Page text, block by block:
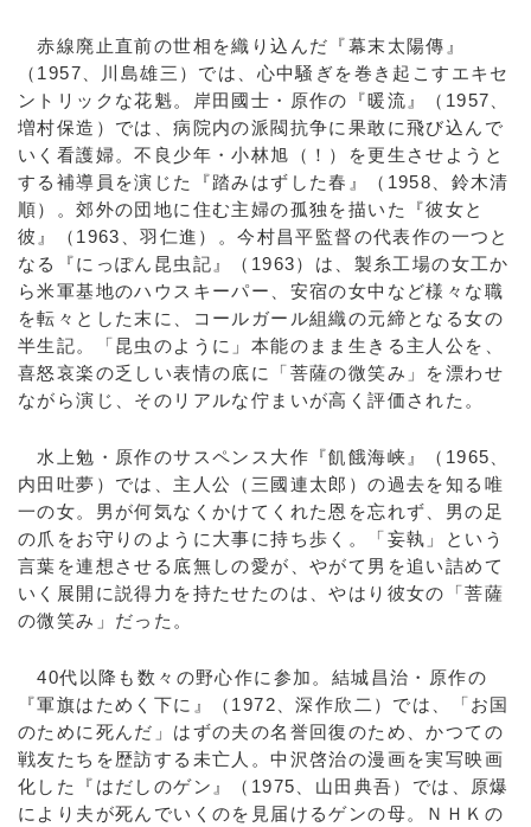
赤線廃止直前の世相を織り込んだ『幕末太陽傳』
（1957、川島雄三）では、心中騒ぎを巻き起こすエキセ
ントリックな花魁。岸田國士・原作の『暖流』（1957、
増村保造）では、病院内の派閥抗争に果敢に飛び込んで
いく看護婦。不良少年・小林旭（！）を更生させようと
する補導員を演じた『踏みはずした春』（1958、鈴木清
順）。郊外の団地に住む主婦の孤独を描いた『彼女と
彼』（1963、羽仁進）。今村昌平監督の代表作の一つと
なる『にっぽん昆虫記』（1963）は、製糸工場の女工か
ら米軍基地のハウスキーパー、安宿の女中など様々な職
を転々とした末に、コールガール組織の元締となる女の
半生記。「昆虫のように」本能のまま生きる主人公を、
喜怒哀楽の乏しい表情の底に「菩薩の微笑み」を漂わせ
ながら演じ、そのリアルな佇まいが高く評価された。
水上勉・原作のサスペンス大作『飢餓海峡』（1965、
内田吐夢）では、主人公（三國連太郎）の過去を知る唯
一の女。男が何気なくかけてくれた恩を忘れず、男の足
の爪をお守りのように大事に持ち歩く。「妄執」という
言葉を連想させる底無しの愛が、やがて男を追い詰めて
いく展開に説得力を持たせたのは、やはり彼女の「菩薩
の微笑み」だった。
40代以降も数々の野心作に参加。結城昌治・原作の
『軍旗はためく下に』（1972、深作欣二）では、「お国
のために死んだ」はずの夫の名誉回復のため、かつての
戦友たちを歴訪する未亡人。中沢啓治の漫画を実写映画
化した『はだしのゲン』（1975、山田典吾）では、原爆
により夫が死んでいくのを見届けるゲンの母。ＮＨＫの